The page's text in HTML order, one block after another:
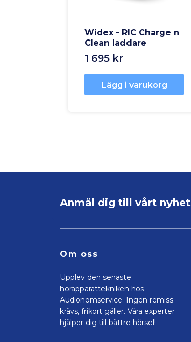
Widex - RIC Charge n
Clean laddare
1 695 kr
Lägg i varukorg
Anmäl dig till vårt
Om oss
Upplev den senaste
hörapparattekniken hos
Audionomservice. Ingen remiss
krävs, frikort gäller. Våra experter
hjälper dig till bättre hörsel!